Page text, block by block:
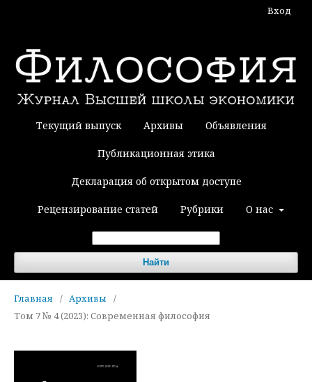
Текущий выпуск Архивы Объявления
Публикационная этика
Декларация об открытом доступе
Рецензирование статей Рубрики О нас
Найти
Вход
Главная / Архивы
/
Том 7 № 4 (2023): Современная философия